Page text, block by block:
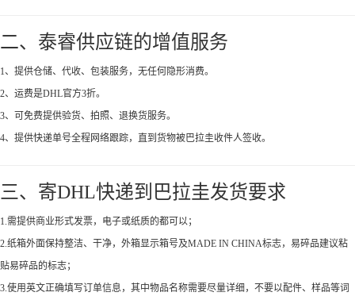
二、泰睿供应链的增值服务
1、提供仓储、代收、包装服务，无任何隐形消费。
2、运费是DHL官方3折。
3、可免费提供验货、拍照、退换货服务。
4、提供快递单号全程网络跟踪，直到货物被巴拉圭收件人签收。
三、寄DHL快递到巴拉圭发货要求
1.需提供商业形式发票，电子或纸质的都可以；
2.纸箱外面保持整洁、干净，外箱显示箱号及MADE IN CHINA标志，易碎品建议粘
贴易碎品的标志；
3.使用英文正确填写订单信息，其中物品名称需要尽量详细，不要以配件、样品等词